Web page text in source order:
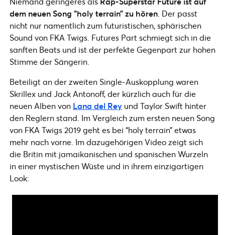
dem neuen Song “holy terrain” zu hören . Der passt
nicht nur namentlich zum futuristischen, sphärischen
Sound von FKA Twigs. Futures Part schmiegt sich in die
sanften Beats und ist der perfekte Gegenpart zur hohen
Stimme der Sängerin.
Beteiligt an der zweiten Single-Auskopplung waren
Skrillex und Jack Antonoff, der kürzlich auch für die
neuen Alben von Lana del Rey und Taylor Swift hinter
den Reglern stand. Im Vergleich zum ersten neuen Song
von FKA Twigs 2019 geht es bei “holy terrain” etwas
mehr nach vorne. Im dazugehörigen Video zeigt sich
die Britin mit jamaikanischen und spanischen Wurzeln
in einer mystischen Wüste und in ihrem einzigartigen
Look: